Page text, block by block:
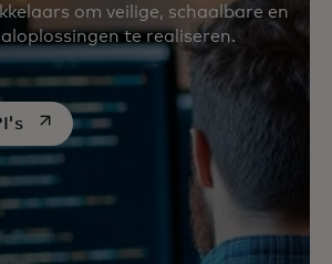
om veilige, schaalbare en
te realiseren.
opens in a new tab